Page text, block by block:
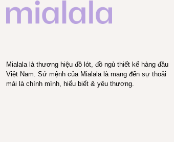
Mialala là thương hiệu đồ lót, đồ ngủ thiết kế hàng đầu
Việt Nam. Sứ mệnh của Mialala là mang đến sự thoải
mái là chính mình, hiểu biết & yêu thương.